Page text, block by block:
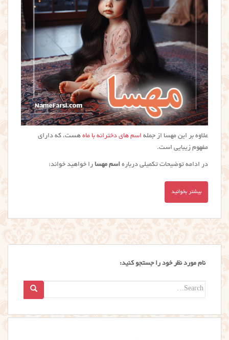
علاوه بر این مهسا از جمله اسم های دخترانه با ماه هست، که دارای
مفهوم زیبایی است.
در ادامه توضیحات تکمیلی درباره اسم مهسا را خواهید خواند:
بیشتر بخوانید
نام مورد نظر خود را جستجو کنید:
Search